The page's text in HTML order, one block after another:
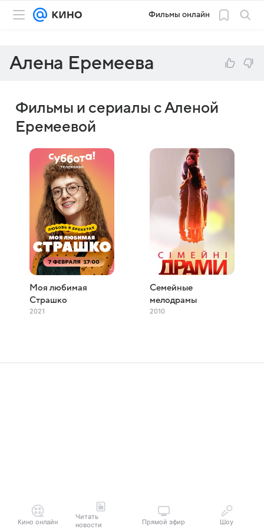
Фильмы онлайн
Алена Еремеева
Фильмы и сериалы с Аленой
Еремеевой
Моя любимая
Страшко
2021
Семейные
мелодрамы
2010
Кино онлайн
Читать
новости
Прямой эфир Шоу